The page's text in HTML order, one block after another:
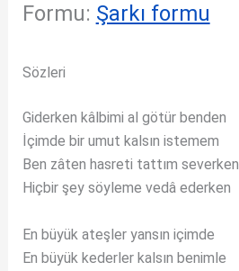
Formu: Şarkı formu
Sözleri
Giderken kâlbimi al götür benden
İçimde bir umut kalsın istemem
Ben zâten hasreti tattım severken
Hiçbir şey söyleme vedâ ederken
En büyük ateşler yansın içimde
En büyük kederler kalsın benimle